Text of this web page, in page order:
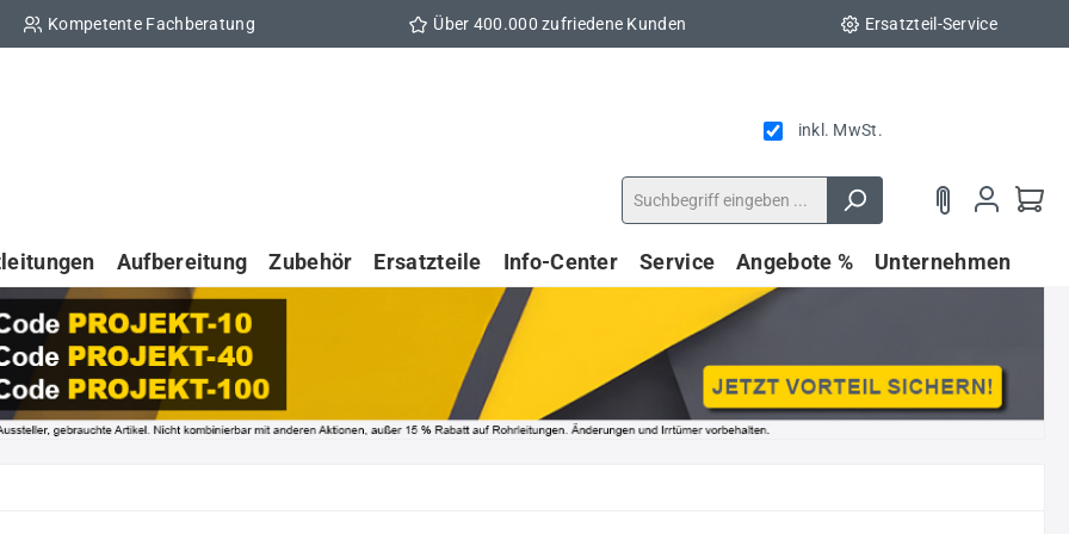
Kompetente Fachberatung Über 400.000 zufriedene Kunden Ersatzteil-Service
inkl. MwSt.
Aufbereitung Zubehör Ersatzteile Info-Center Service Angebote % Unternehmen